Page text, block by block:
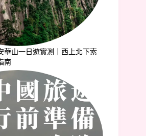
華山一日遊實測｜西上北下索
南